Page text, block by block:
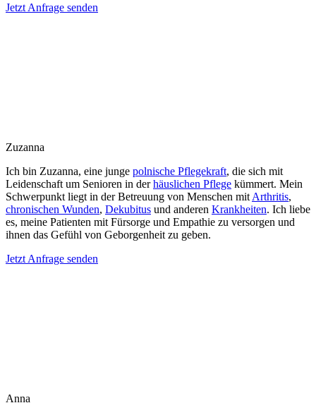
Jetzt Anfrage senden
Zuzanna
Ich bin Zuzanna, eine junge polnische Pflegekraft, die sich mit
Leidenschaft um Senioren in derhäuslichen Pflege kümmert. Mein
Schwerpunkt liegt in der Betreuung von Menschen mit Arthritis,
chronischen Wunden, Dekubitus und anderen Krankheiten. Ich liebe
es, meine Patienten mit Fürsorge und Empathie zu versorgen und
ihnen das Gefühl von Geborgenheit zu geben.
Jetzt Anfrage senden
Anna